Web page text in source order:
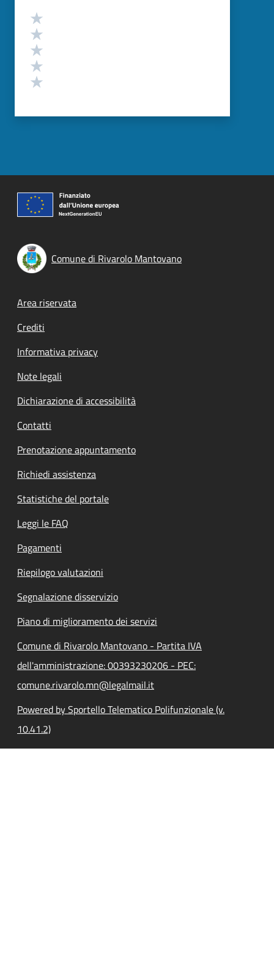
Valutazione
Comune di Rivarolo Mantovano
Footer menu
Area riservata
Crediti
Informativa privacy
Note legali
Dichiarazione di accessibilità
Contatti
Prenotazione appuntamento
Richiedi assistenza
Statistiche del portale
Leggi le FAQ
Pagamenti
Riepilogo valutazioni
Segnalazione disservizio
Piano di miglioramento dei servizi
Comune di Rivarolo Mantovano - Partita IVA
dell'amministrazione: 00393230206 - PEC:
comune.rivarolo.mn@legalmail.it
Powered by Sportello Telematico Polifunzionale (v.
10.41.2)